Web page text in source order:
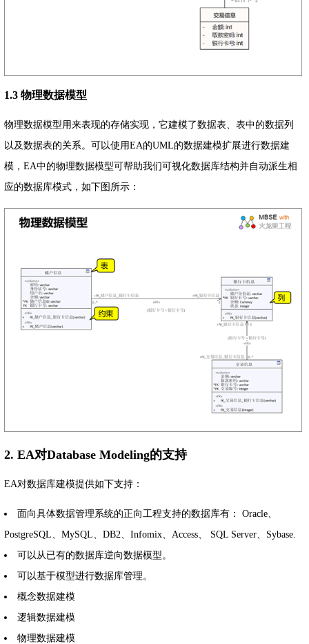
1.3 物理数据模型
物理数据模型用来表现的存储实现，它建模了数据表、表中的数据列
以及数据表的关系。可以使用EA的UML的数据建模扩展进行数据建
模，EA中的物理数据模型可帮助我们可视化数据库结构并自动派生相
应的数据库模式，如下图所示：
2. EA对Database Modeling的支持
EA对数据库建模提供如下支持：
面向具体数据管理系统的正向工程支持的数据库有： Oracle、
PostgreSQL、MySQL、DB2、Infomix、Access、 SQL Server、Sybase.
可以从已有的数据库逆向数据模型。
可以基于模型进行数据库管理。
概念数据建模
逻辑数据建模
物理数据建模